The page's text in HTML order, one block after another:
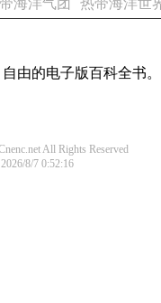
海洋气团 热带海洋世
由的电子版百科全书。
All Rights Reserved
8/7 0:52:16